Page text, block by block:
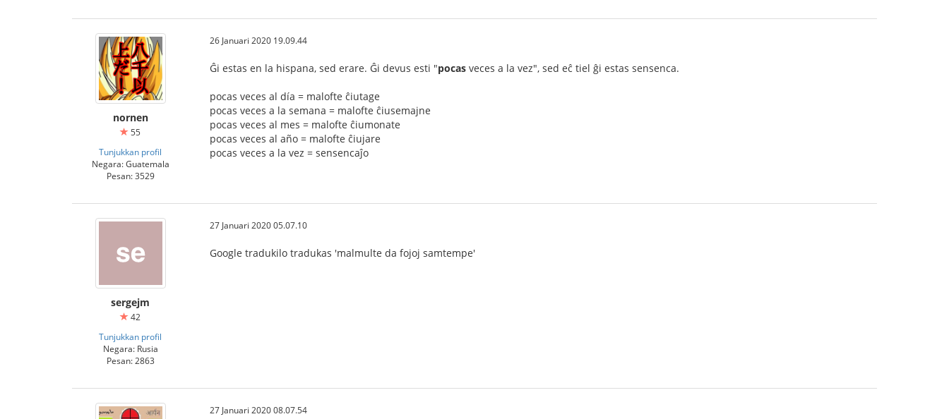
nornen
55
Tunjukkan profil
Negara: Guatemala
Pesan: 3529
26 Januari 2020 19.09.44
Ĝi estas en la hispana, sed erare. Ĝi devus esti "pocas veces a la vez", sed eĉ tiel ĝi estas sensenca.
pocas veces al día = malofte ĉiutage
pocas veces a la semana = malofte ĉiusemajne
pocas veces al mes = malofte ĉiumonate
pocas veces al año = malofte ĉiujare
pocas veces a la vez = sensencaĵo
sergejm
42
Tunjukkan profil
Negara: Rusia
Pesan: 2863
27 Januari 2020 05.07.10
Google tradukilo tradukas 'malmulte da fojoj samtempe'
27 Januari 2020 08.07.54